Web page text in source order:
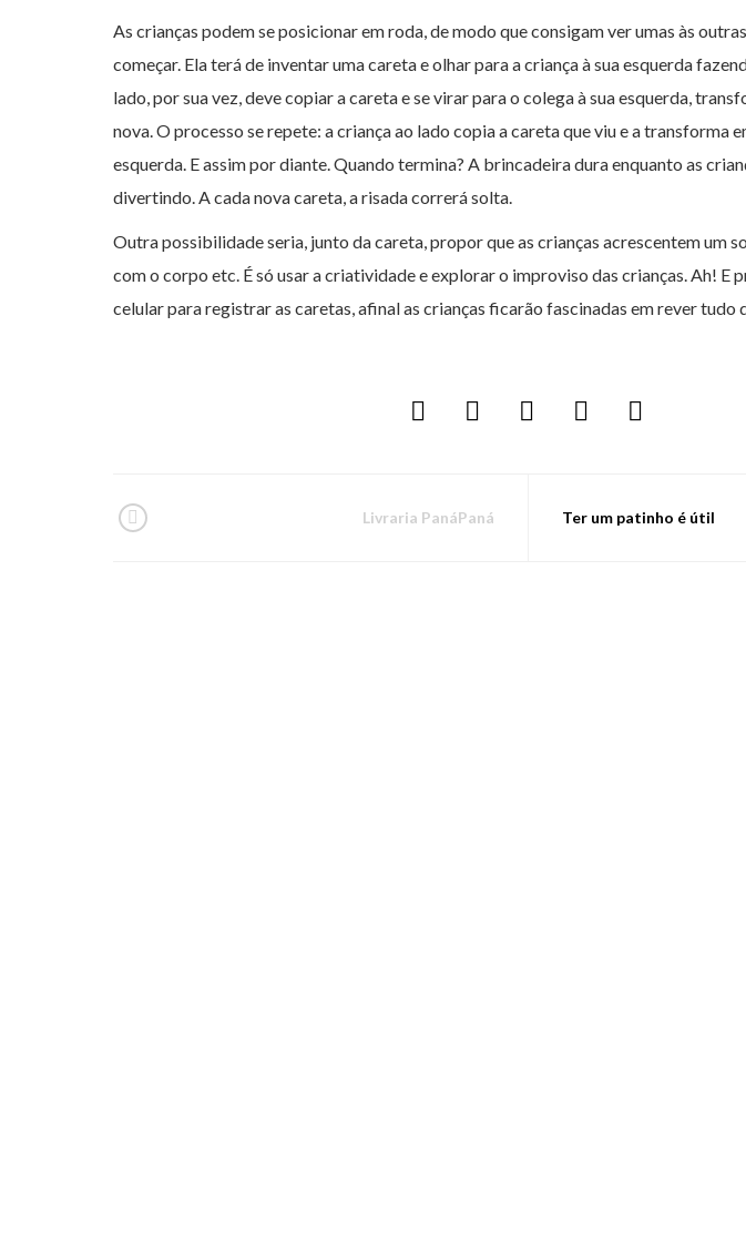
As crianças podem se posicionar em roda, de modo que consigam ver umas às
começar. Ela terá de inventar uma careta e olhar para a criança à sua esquerda
lado, por sua vez, deve copiar a careta e se virar para o colega à sua esquerda,
nova. O processo se repete: a criança ao lado copia a careta que viu e a transforma
esquerda. E assim por diante. Quando termina? A brincadeira dura enquanto as
divertindo. A cada nova careta, a risada correrá solta.
Outra possibilidade seria, junto da careta, propor que as crianças acrescentem um
com o corpo etc. É só usar a criatividade e explorar o improviso das crianças. Ah! E
celular para registrar as caretas, afinal as crianças ficarão fascinadas em rever tudo
Livraria PanáPaná Ter um patinho é útil